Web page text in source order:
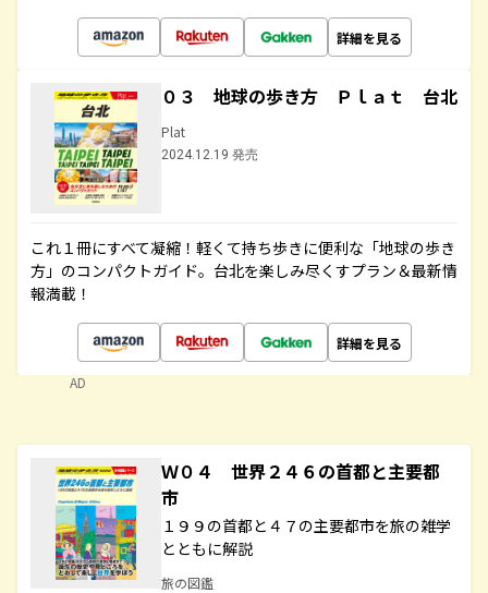
詳細を見る
０３ 地球の歩き方 Ｐｌａｔ 台北
Plat
2024.12.19 発売
これ１冊にすべて凝縮！軽くて持ち歩きに便利な「地球の歩き
方」のコンパクトガイド。台北を楽しみ尽くすプラン＆最新情
報満載！
詳細を見る
AD
Ｗ０４ 世界２４６の首都と主要都
市
１９９の首都と４７の主要都市を旅の雑学
とともに解説
旅の図鑑